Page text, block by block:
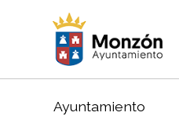
Ayuntamiento